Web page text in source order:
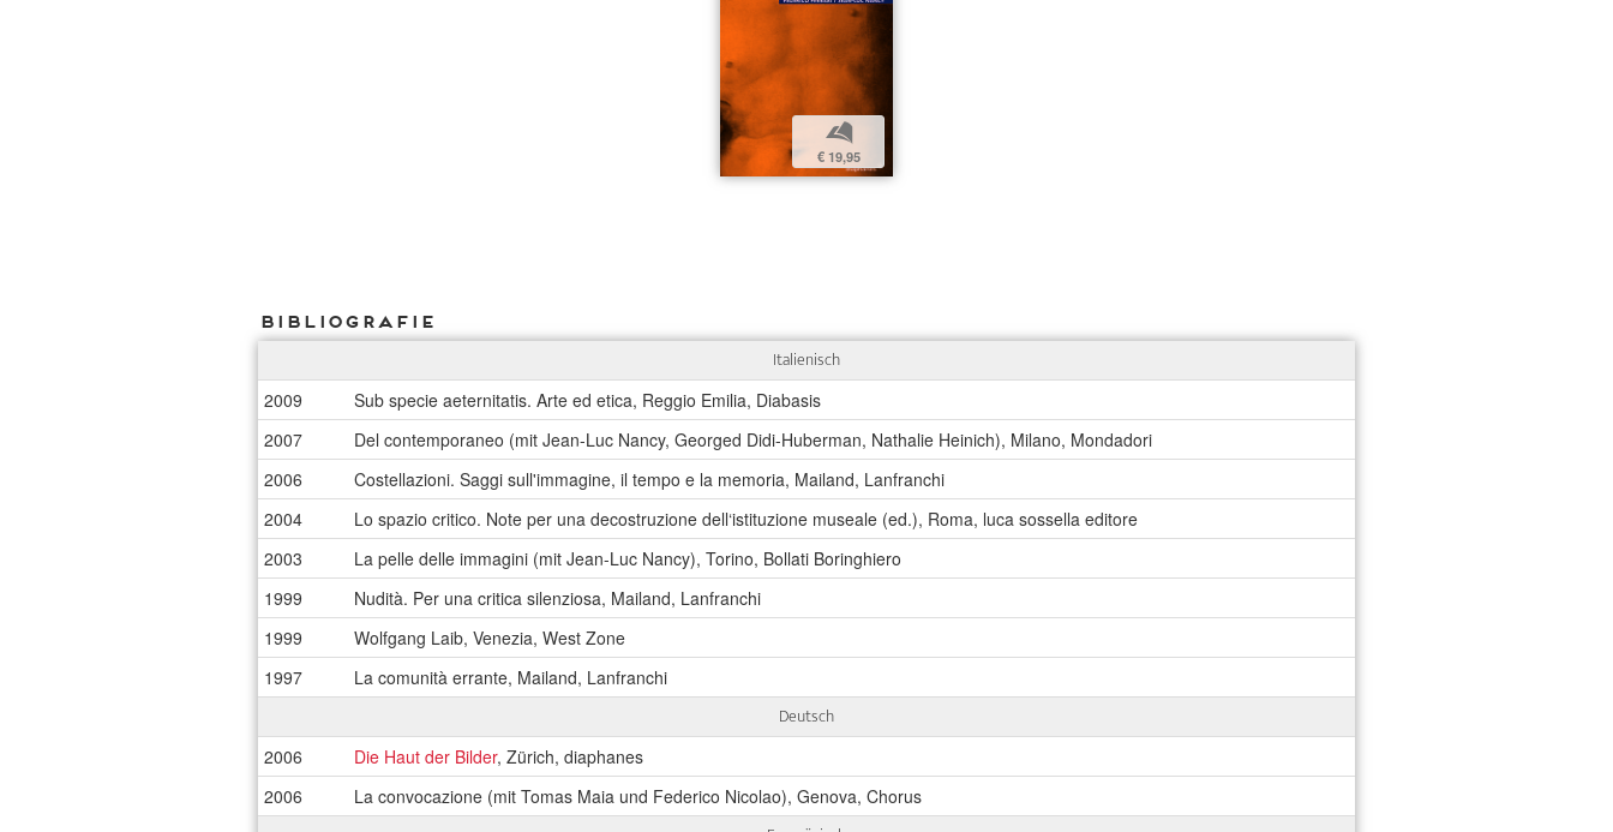
b
€ 19,95
Bibliografie
Italienisch
2009
Sub specie aeternitatis. Arte ed etica, Reggio Emilia, Diabasis
2007
Del contemporaneo (mit Jean-Luc Nancy, Georged Didi-Huberman, Nathalie Heinich), Milano, Mondadori
2006
Costellazioni. Saggi sull'immagine, il tempo e la memoria, Mailand, Lanfranchi
2004
Lo spazio critico. Note per una decostruzione dell‘istituzione museale (ed.), Roma, luca sossella editore
2003
La pelle delle immagini (mit Jean-Luc Nancy), Torino, Bollati Boringhiero
1999
Nudità. Per una critica silenziosa, Mailand, Lanfranchi
1999
Wolfgang Laib, Venezia, West Zone
1997
La comunità errante, Mailand, Lanfranchi
Deutsch
2006 Die Haut der Bilder, Zürich, diaphanes
2006
La convocazione (mit Tomas Maia und Federico Nicolao), Genova, Chorus